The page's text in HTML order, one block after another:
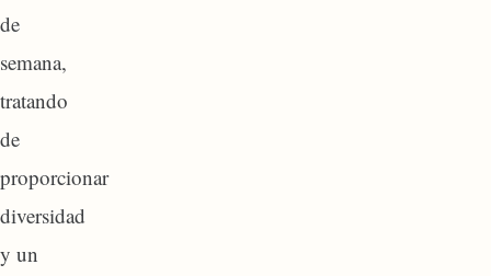
de
semana,
tratando
de
proporcionar
diversidad
y un